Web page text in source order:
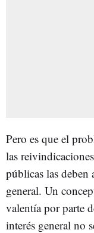
Pero es que el
las reivindicaciones
públicas las deben
general. Un
valentía por parte
interés general no